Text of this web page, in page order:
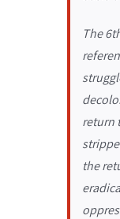
The
return
the